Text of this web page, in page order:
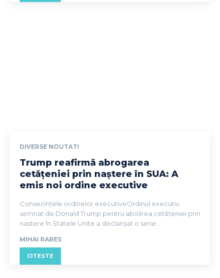
DIVERSE NOUTATI
Trump reafirmă abrogarea
cetățeniei prin naștere în SUA: A
emis noi ordine executive
Consecințele ordinelor executiveOrdinul executiv
semnat de Donald Trump pentru abolirea cetățeniei prin
naștere în Statele Unite a declanșat o serie...
MIHAI RARES
CITESTE